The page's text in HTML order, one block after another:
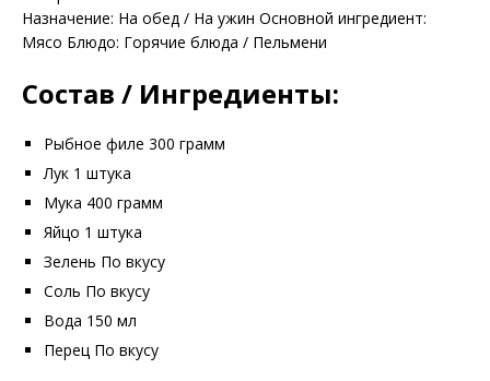
Назначение: На обед / На ужин Основной ингредиент:
Мясо Блюдо: Горячие блюда / Пельмени
Состав / Ингредиенты:
Рыбное филе 300 грамм
Лук 1 штука
Мука 400 грамм
Яйцо 1 штука
Зелень По вкусу
Соль По вкусу
Вода 150 мл
Перец По вкусу